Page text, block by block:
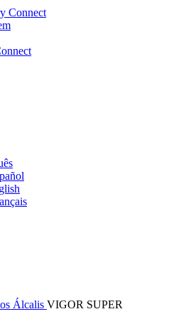
Connect​
Álcalis VIGOR SUPER